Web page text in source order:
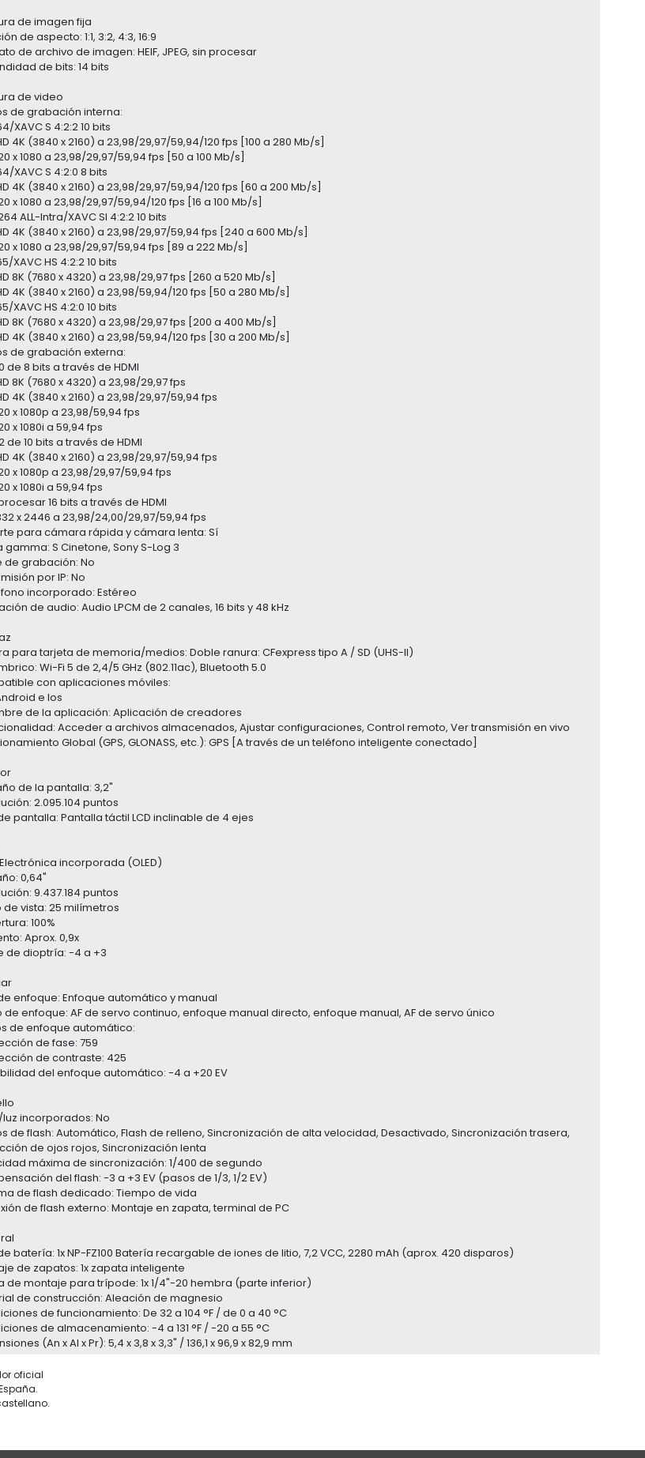
de imagen fija
de aspecto: 1:1, 3:2, 4:3, 16:9
de archivo de imagen: HEIF, JPEG, sin procesar
de bits: 14 bits
de video
de grabación interna:
XAVC S 4:2:2 10 bits
4K (3840 x 2160) a 23,98/29,97/59,94/120 fps [100 a 280 Mb/s]
x 1080 a 23,98/29,97/59,94 fps [50 a 100 Mb/s]
XAVC S 4:2:0 8 bits
4K (3840 x 2160) a 23,98/29,97/59,94/120 fps [60 a 200 Mb/s]
x 1080 a 23,98/29,97/59,94/120 fps [16 a 100 Mb/s]
ALL-Intra/XAVC SI 4:2:2 10 bits
4K (3840 x 2160) a 23,98/29,97/59,94 fps [240 a 600 Mb/s]
x 1080 a 23,98/29,97/59,94 fps [89 a 222 Mb/s]
XAVC HS 4:2:2 10 bits
8K (7680 x 4320) a 23,98/29,97 fps [260 a 520 Mb/s]
4K (3840 x 2160) a 23,98/59,94/120 fps [50 a 280 Mb/s]
XAVC HS 4:2:0 10 bits
8K (7680 x 4320) a 23,98/29,97 fps [200 a 400 Mb/s]
4K (3840 x 2160) a 23,98/59,94/120 fps [30 a 200 Mb/s]
de grabación externa:
de 8 bits a través de HDMI
8K (7680 x 4320) a 23,98/29,97 fps
4K (3840 x 2160) a 23,98/29,97/59,94 fps
x 1080p a 23,98/59,94 fps
x 1080i a 59,94 fps
de 10 bits a través de HDMI
4K (3840 x 2160) a 23,98/29,97/59,94 fps
x 1080p a 23,98/29,97/59,94 fps
x 1080i a 59,94 fps
16 bits a través de HDMI
x 2446 a 23,98/24,00/29,97/59,94 fps
para cámara rápida y cámara lenta: Sí
gamma: S Cinetone, Sony S-Log 3
de grabación: No
por IP: No
incorporado: Estéreo
de audio: Audio LPCM de 2 canales, 16 bits y 48 kHz
para tarjeta de memoria/medios: Doble ranura: CFexpress tipo A / SD (UHS-II)
Wi-Fi 5 de 2,4/5 GHz (802.11ac), Bluetooth 5.0
con aplicaciones móviles:
e Ios
de la aplicación: Aplicación de creadores
Acceder a archivos almacenados, Ajustar configuraciones, Control remoto, Ver transmisión en vivo
Global (GPS, GLONASS, etc.): GPS [A través de un teléfono inteligente conectado]
de la pantalla: 3,2"
2.095.104 puntos
pantalla: Pantalla táctil LCD inclinable de 4 ejes
incorporada (OLED)
0,64"
9.437.184 puntos
de vista: 25 milímetros
100%
Aprox. 0,9x
de dioptría: -4 a +3
enfoque: Enfoque automático y manual
de enfoque: AF de servo continuo, enfoque manual directo, enfoque manual, AF de servo único
de enfoque automático:
de fase: 759
de contraste: 425
del enfoque automático: -4 a +20 EV
luz incorporados: No
de flash: Automático, Flash de relleno, Sincronización de alta velocidad, Desactivado, Sincronización trasera,
de ojos rojos, Sincronización lenta
máxima de sincronización: 1/400 de segundo
del flash: -3 a +3 EV (pasos de 1/3, 1/2 EV)
de flash dedicado: Tiempo de vida
de flash externo: Montaje en zapata, terminal de PC
batería: 1x NP-FZ100 Batería recargable de iones de litio, 7,2 VCC, 2280 mAh (aprox. 420 disparos)
de zapatos: 1x zapata inteligente
de montaje para trípode: 1x 1/4"-20 hembra (parte inferior)
de construcción: Aleación de magnesio
de funcionamiento: De 32 a 104 °F / de 0 a 40 °C
de almacenamiento: -4 a 131 °F / -20 a 55 °C
(An x Al x Pr): 5,4 x 3,8 x 3,3" / 136,1 x 96,9 x 82,9 mm
oficial